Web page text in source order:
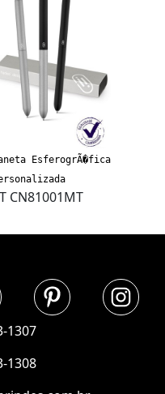
EsferogrÃ�fica
CN81001MT
1307
1308